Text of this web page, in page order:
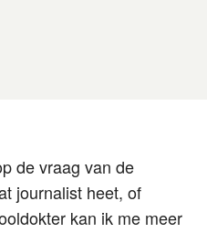
de vraag van de
journalist heet, of
kan ik me meer